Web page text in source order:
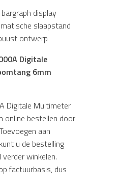
display
slaapstand
ontwerp
Digitale
6mm
Digitale Multimeter
bestellen door
aan
u de bestelling
winkelen.
factuurbasis, dus